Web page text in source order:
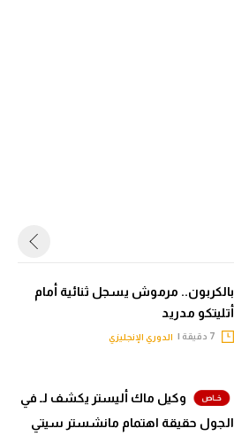
بالكربون.. مرموش يسجل ثنائية أمام
أتليتكو مدريد
الدوري الإنجليزي
وكيل ماك أليستر يكشف لـ في
الجول حقيقة اهتمام مانشستر سيتي